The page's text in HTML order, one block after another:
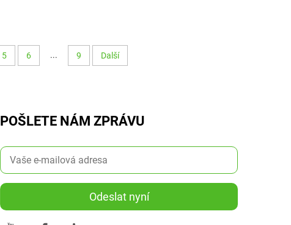
5 6 ... 9 Další
POŠLETE NÁM ZPRÁVU
Odeslat nyní